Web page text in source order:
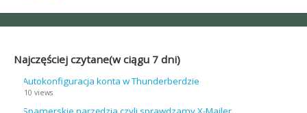
Najczęściej czytane(w ciągu 7 dni)
Autokonfiguracja konta w Thunderberdzie
10 views